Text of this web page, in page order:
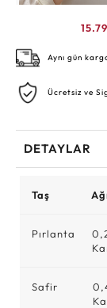
Aynı gün
Ücretsiz ve
DETAYLAR
Taş
Pırlanta
Safir